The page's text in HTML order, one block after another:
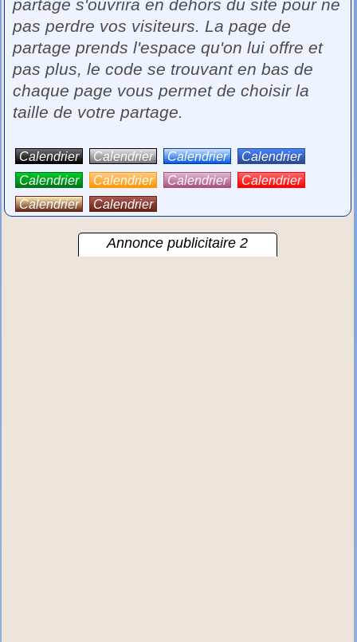
partage s'ouvrira en dehors du site pour ne
pas perdre vos visiteurs. La page de
partage prends l'espace qu'on lui offre et
pas plus, le code se trouvant en bas de
chaque page vous permet de choisir la
taille de votre partage.
Calendrier Calendrier Calendrier
Calendrier
Calendrier
Calendrier Calendrier
Calendrier
Calendrier
Calendrier
Annonce publicitaire 2